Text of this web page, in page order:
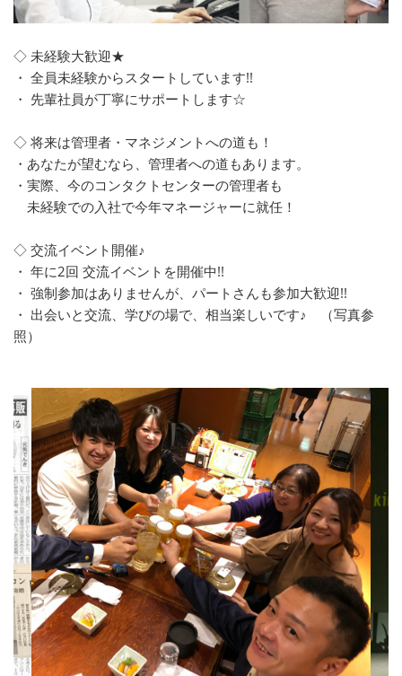
◇ 未経験大歓迎★
・ 全員未経験からスタートしています!!
・ 先輩社員が丁寧にサポートします☆
◇ 将来は管理者・マネジメントへの道も！
・あなたが望むなら、管理者への道もあります。
・実際、今のコンタクトセンターの管理者も
未経験での入社で今年マネージャーに就任！
◇ 交流イベント開催♪
・ 年に2回 交流イベントを開催中!!
・ 強制参加はありませんが、パートさんも参加大歓迎!!
・ 出会いと交流、学びの場で、相当楽しいです♪ （写真参
照）